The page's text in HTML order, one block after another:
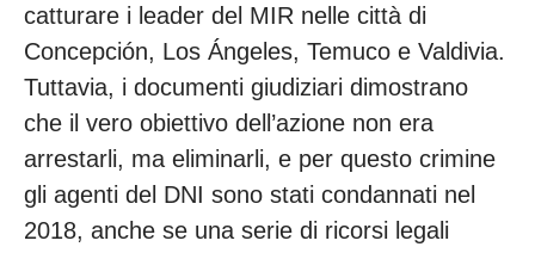
catturare i leader del MIR nelle città di
Concepción, Los Ángeles, Temuco e Valdivia.
Tuttavia, i documenti giudiziari dimostrano
che il vero obiettivo dell’azione non era
arrestarli, ma eliminarli, e per questo crimine
gli agenti del DNI sono stati condannati nel
2018, anche se una serie di ricorsi legali